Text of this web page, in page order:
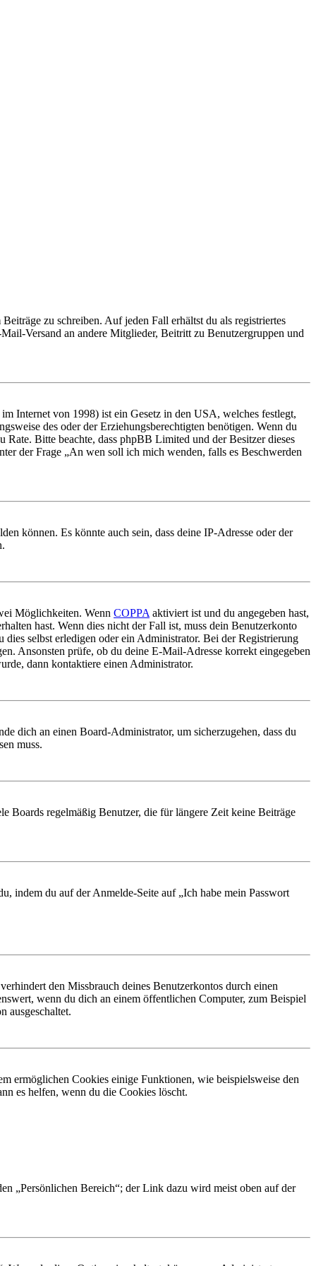
zu schreiben. Auf jeden Fall erhältst du als registriertes
Versand an andere Mitglieder, Beitritt zu Benutzergruppen und
Internet von 1998) ist ein Gesetz in den USA, welches festlegt,
des oder der Erziehungsberechtigten benötigen. Wenn du
Bitte beachte, dass phpBB Limited und der Besitzer dieses
der Frage „An wen soll ich mich wenden, falls es Beschwerden
können. Es könnte auch sein, dass deine IP-Adresse oder der
Möglichkeiten. Wenn COPPA aktiviert ist und du angegeben hast,
hast. Wenn dies nicht der Fall ist, muss dein Benutzerkonto
selbst erledigen oder ein Administrator. Bei der Registrierung
Ansonsten prüfe, ob du deine E-Mail-Adresse korrekt eingegeben
dann kontaktiere einen Administrator.
dich an einen Board-Administrator, um sicherzugehen, dass du
muss.
Boards regelmäßig Benutzer, die für längere Zeit keine Beiträge
indem du auf der Anmelde-Seite auf „Ich habe mein Passwort
den Missbrauch deines Benutzerkontos durch einen
wenn du dich an einem öffentlichen Computer, zum Beispiel
ausgeschaltet.
ermöglichen Cookies einige Funktionen, wie beispielsweise den
es helfen, wenn du die Cookies löscht.
„Persönlichen Bereich“; der Link dazu wird meist oben auf der